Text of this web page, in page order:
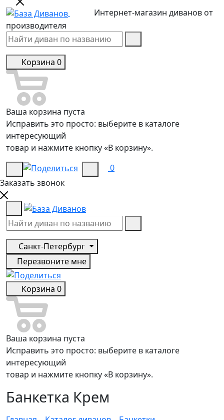
Интернет-магазин диванов от
производителя
Корзина 0
Ваша корзина пуста
Исправить это просто: выберите в каталоге
интересующий
товар и нажмите кнопку «В корзину».
0
Заказать звонок
Санкт-Петербург
Перезвоните мне
Корзина 0
Ваша корзина пуста
Исправить это просто: выберите в каталоге
интересующий
товар и нажмите кнопку «В корзину».
Банкетка Крем